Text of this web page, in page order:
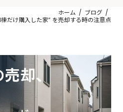
ホーム
ブログ
だけ購入した家” を売却する時の注意点